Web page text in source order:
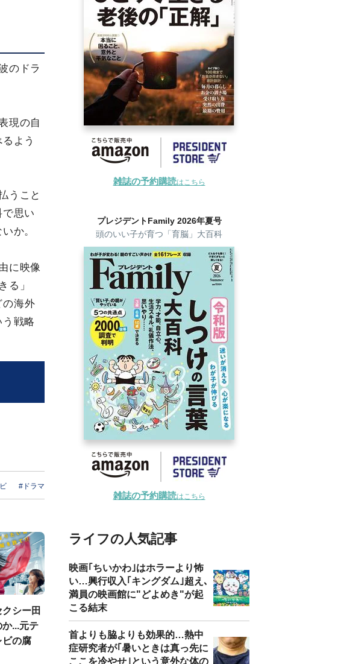
のドラ
現の自
よう
うこと
思い
か。
に映像
る」
の海外
戦略
#ドラマ
シー田
...元テ
ビの腐
雑誌の予約購読はこちら
プレジデントFamily 2026年夏号
頭のいい子が育つ「育脳」大百科
雑誌の予約購読はこちら
ライフの人気記事
映画｢ちいかわ｣はホラーより怖
い…興行収入｢キングダム｣超え､
満員の映画館に"どよめき"が起
こる結末
首よりも脇よりも効果的…熱中
症研究者が｢暑いときは真っ先に
ここを冷やせ｣という意外な体の